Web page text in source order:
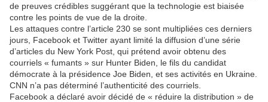
de preuves crédibles suggérant que la technologie est biaisée
contre les points de vue de la droite.
Les attaques contre l’article 230 se sont multipliées ces derniers
jours, Facebook et Twitter ayant limité la diffusion d’une série
d’articles du New York Post, qui prétend avoir obtenu des
courriels « fumants » sur Hunter Biden, le fils du candidat
démocrate à la présidence Joe Biden, et ses activités en Ukraine.
CNN n’a pas déterminé l’authenticité des courriels.
Facebook a déclaré avoir décidé de « réduire la distribution » de